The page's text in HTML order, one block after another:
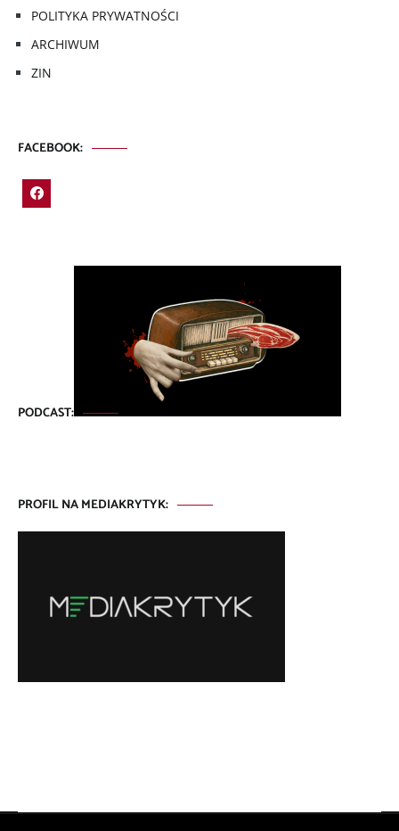
POLITYKA PRYWATNOŚCI
ARCHIWUM
ZIN
FACEBOOK:
PODCAST:
PROFIL NA MEDIAKRYTYK: